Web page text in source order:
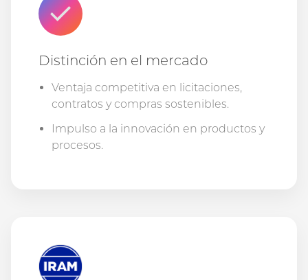
Distinción en el mercado
Ventaja competitiva en licitaciones,
contratos y compras sostenibles.
Impulso a la innovación en productos y
procesos.